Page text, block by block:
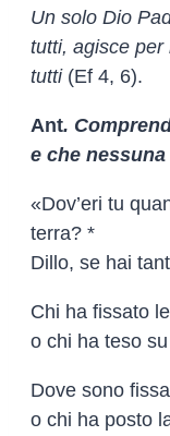
Un solo Dio
tutti, agisce
tutti (Ef 4, 6).
Ant.
e che
«Dov’eri tu
terra? *
Dillo, se hai
Chi ha fissato
o chi ha teso
Dove sono
o chi ha posto